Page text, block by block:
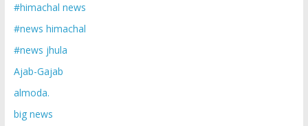
#himachal news
#news himachal
#news jhula
Ajab-Gajab
almoda.
big news